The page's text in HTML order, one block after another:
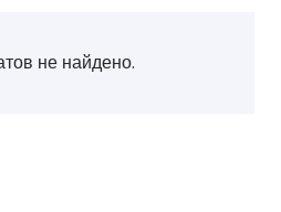
не найдено.